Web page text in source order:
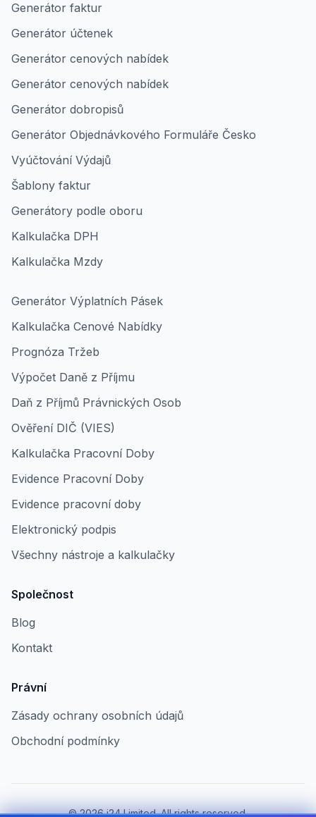
Generátor faktur
Generátor účtenek
Generátor cenových nabídek
Generátor cenových nabídek
Generátor dobropisů
Generátor Objednávkového Formuláře Česko
Vyúčtování Výdajů
Šablony faktur
Generátory podle oboru
Kalkulačka DPH
Kalkulačka Mzdy
Generátor Výplatních Pásek
Kalkulačka Cenové Nabídky
Prognóza Tržeb
Výpočet Daně z Příjmu
Daň z Příjmů Právnických Osob
Ověření DIČ (VIES)
Kalkulačka Pracovní Doby
Evidence Pracovní Doby
Evidence pracovní doby
Elektronický podpis
Všechny nástroje a kalkulačky
Společnost
Blog
Kontakt
Právní
Zásady ochrany osobních údajů
Obchodní podmínky
©2026i24 Limited. All rights reserved.